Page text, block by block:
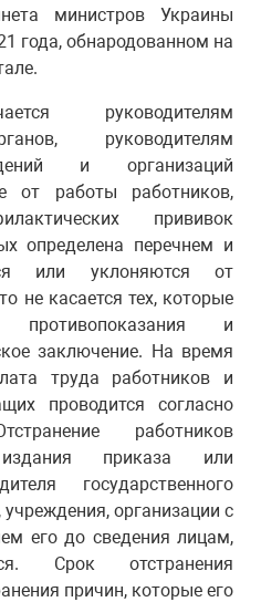
министров Украины
года, обнародованном на
руководителям
руководителям
и организаций
от работы работников,
прививок
определена перечнем и
или уклоняются от
не касается тех, которые
и
заключение. На время
труда работников и
проводится согласно
работников
приказа или
государственного
организации с
его до сведения лицам,
Срок отстранения
причин, которые его